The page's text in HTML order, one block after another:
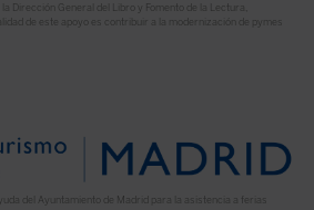
Dirección General del Libro y Fomento de la Lectura,
de este apoyo es contribuir a la modernización de pymes
del Ayuntamiento de Madrid para la asistencia a ferias